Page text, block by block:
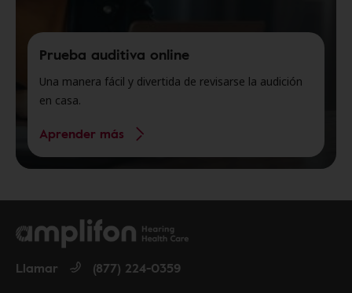
Prueba auditiva online
Una manera fácil y divertida de revisarse la audición
en casa.
Aprender más
Llamar (877) 224-0359